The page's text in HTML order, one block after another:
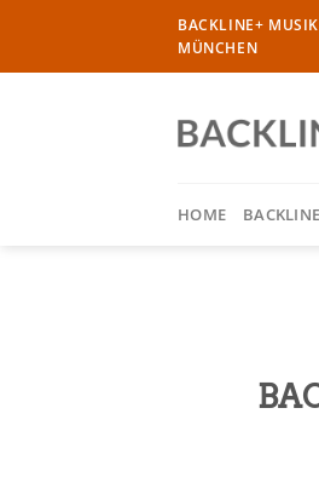
springen
BACKLINE+
MÜNCHEN
HOME BACKLINE